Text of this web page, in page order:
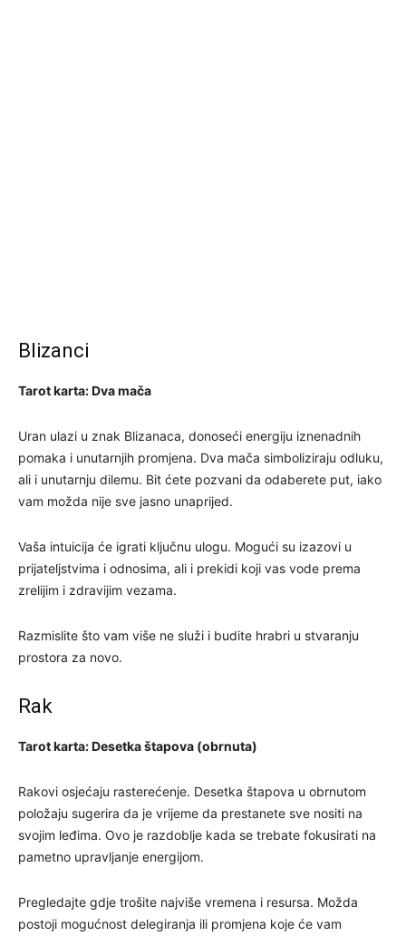
Blizanci
Tarot karta: Dva mača
Uran ulazi u znak Blizanaca, donoseći energiju iznenadnih
pomaka i unutarnjih promjena. Dva mača simboliziraju odluku,
ali i unutarnju dilemu. Bit ćete pozvani da odaberete put, iako
vam možda nije sve jasno unaprijed.
Vaša intuicija će igrati ključnu ulogu. Mogući su izazovi u
prijateljstvima i odnosima, ali i prekidi koji vas vode prema
zrelijim i zdravijim vezama.
Razmislite što vam više ne služi i budite hrabri u stvaranju
prostora za novo.
Rak
Tarot karta: Desetka štapova (obrnuta)
Rakovi osjećaju rasterećenje. Desetka štapova u obrnutom
položaju sugerira da je vrijeme da prestanete sve nositi na
svojim leđima. Ovo je razdoblje kada se trebate fokusirati na
pametno upravljanje energijom.
Pregledajte gdje trošite najviše vremena i resursa. Možda
postoji mogućnost delegiranja ili promjena koje će vam